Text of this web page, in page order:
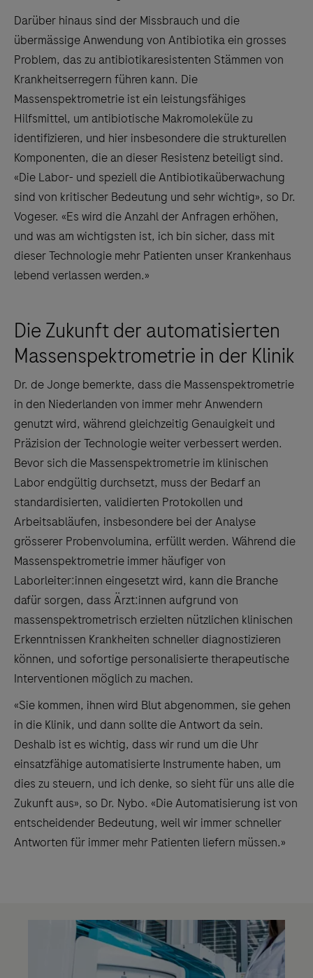
Darüber hinaus sind der Missbrauch und die
übermässige Anwendung von Antibiotika ein grosses
Problem, das zu antibiotikaresistenten Stämmen von
Krankheitserregern führen kann. Die
Massenspektrometrie ist ein leistungsfähiges
Hilfsmittel, um antibiotische Makromoleküle zu
identifizieren, und hier insbesondere die strukturellen
Komponenten, die an dieser Resistenz beteiligt sind.
«Die Labor- und speziell die Antibiotikaüberwachung
sind von kritischer Bedeutung und sehr wichtig», so Dr.
Vogeser. «Es wird die Anzahl der Anfragen erhöhen,
und was am wichtigsten ist, ich bin sicher, dass mit
dieser Technologie mehr Patienten unser Krankenhaus
lebend verlassen werden.»
Die Zukunft der automatisierten
Massenspektrometrie in der Klinik
Dr. de Jonge bemerkte, dass die Massenspektrometrie
in den Niederlanden von immer mehr Anwendern
genutzt wird, während gleichzeitig Genauigkeit und
Präzision der Technologie weiter verbessert werden.
Bevor sich die Massenspektrometrie im klinischen
Labor endgültig durchsetzt, muss der Bedarf an
standardisierten, validierten Protokollen und
Arbeitsabläufen, insbesondere bei der Analyse
grösserer Probenvolumina, erfüllt werden. Während die
Massenspektrometrie immer häufiger von
Laborleiter:innen eingesetzt wird, kann die Branche
dafür sorgen, dass Ärzt:innen aufgrund von
massenspektrometrisch erzielten nützlichen klinischen
Erkenntnissen Krankheiten schneller diagnostizieren
können, und sofortige personalisierte therapeutische
Interventionen möglich zu machen.
«Sie kommen, ihnen wird Blut abgenommen, sie gehen
in die Klinik, und dann sollte die Antwort da sein.
Deshalb ist es wichtig, dass wir rund um die Uhr
einsatzfähige automatisierte Instrumente haben, um
dies zu steuern, und ich denke, so sieht für uns alle die
Zukunft aus», so Dr. Nybo. «Die Automatisierung ist von
entscheidender Bedeutung, weil wir immer schneller
Antworten für immer mehr Patienten liefern müssen.»